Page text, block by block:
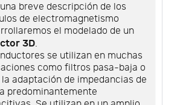
breve descripción de los
de electromagnetismo
el modelado de un
3D.
se utilizan en muchas
como filtros pasa-baja o
la adaptación de impedancias de
predominantemente